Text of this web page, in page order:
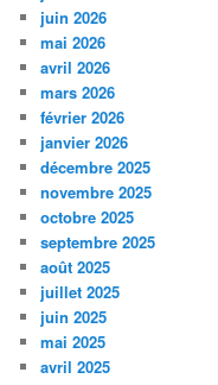
juin 2026
mai 2026
avril 2026
mars 2026
février 2026
janvier 2026
décembre 2025
novembre 2025
octobre 2025
septembre 2025
août 2025
juillet 2025
juin 2025
mai 2025
avril 2025